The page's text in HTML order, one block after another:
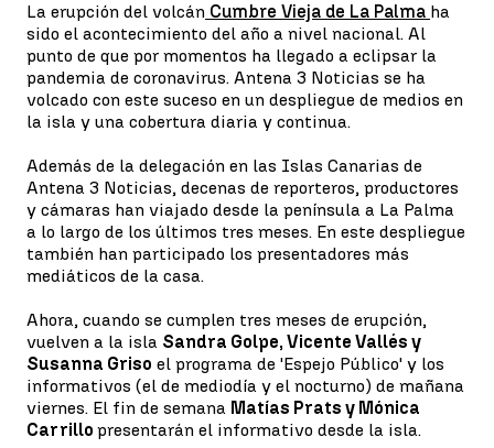
La erupción del volcán Cumbre Vieja de La Palma ha
sido el acontecimiento del año a nivel nacional. Al
punto de que por momentos ha llegado a eclipsar la
pandemia de coronavirus. Antena 3 Noticias se ha
volcado con este suceso en un despliegue de medios en
la isla y una cobertura diaria y continua.
Además de la delegación en las Islas Canarias de
Antena 3 Noticias, decenas de reporteros, productores
y cámaras han viajado desde la península a La Palma
a lo largo de los últimos tres meses. En este despliegue
también han participado los presentadores más
mediáticos de la casa.
Ahora, cuando se cumplen tres meses de erupción,
vuelven a la isla Sandra Golpe, Vicente Vallés y
Susanna Griso el programa de 'Espejo Público' y los
informativos (el de mediodía y el nocturno) de mañana
viernes. El fin de semana Matías Prats y Mónica
Carrillo presentarán el informativo desde la isla.